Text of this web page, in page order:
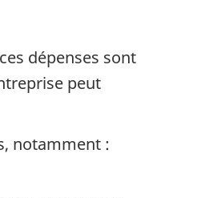
dépenses sont
peut
notamment :